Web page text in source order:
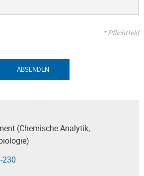
* Pflichtfeld
ABSENDEN
(Chemische Analytik,
230